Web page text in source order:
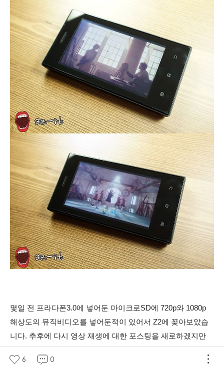
몇일 전 프라다폰3.0에 넣어둔 마이크로SD에 720p와 1080p
해상도의 뮤직비디오를 넣어둔적이 있어서 Z2에 꽂아보았습
니다. 추후에 다시 영상 재생에 대한 포스팅을 새로하겠지만
생 기능은 1080p 이하의 해상도에서만 지원합니다.)
6 0